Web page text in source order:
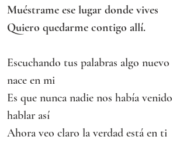
Muéstrame ese lugar donde vives
Quiero quedarme contigo allí.
Escuchando tus palabras algo nuevo
nace en mi
Es que nunca nadie nos había venido
hablar así
Ahora veo claro la verdad está en ti